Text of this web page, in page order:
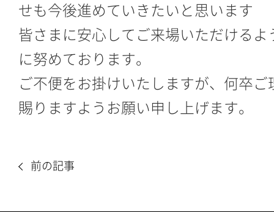
せも今後進めていきたいと思います
皆さまに安心してご来場いただけるよ
に努めております。
ご不便をお掛けいたしますが、何卒
賜りますようお願い申し上げます。
前の記事